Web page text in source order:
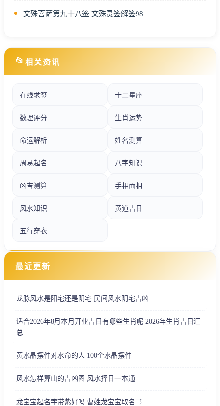
文殊菩萨第九十八签 文殊灵签解签98
📂 相关资讯
在线求签 十二星座
数理评分 生肖运势
命运解析 姓名测算
周易起名 八字知识
凶吉测算 手相面相
风水知识 黄道吉日
五行穿衣
最近更新
龙脉风水是阳宅还是阴宅 民间风水阴宅吉凶
适合2026年8月本月开业吉日有哪些生肖呢 2026年生肖吉日汇
总
黄水晶摆件对水命的人 100个水晶摆件
风水怎样算山的吉凶图 风水择日一本通
龙宝宝起名字带紫好吗 曹姓龙宝宝取名书